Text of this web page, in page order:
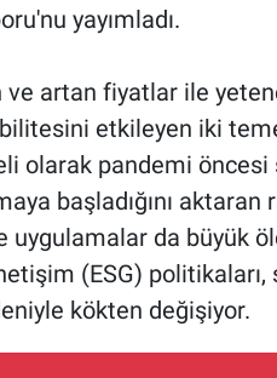
yayımladı.
artan fiyatlar ile
etkileyen iki
olarak pandemi öncesi
başladığını
da büyük
(ESG)
kökten değişiyor.